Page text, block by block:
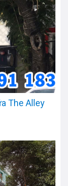
The Alley